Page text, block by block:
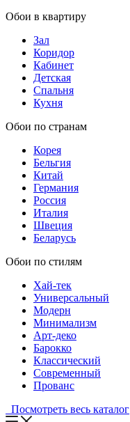
Обои в квартиру
Зал
Коридор
Кабинет
Детская
Спальня
Кухня
Обои по странам
Корея
Бельгия
Китай
Германия
Россия
Италия
Швеция
Беларусь
Обои по стилям
Хай-тек
Универсальный
Модерн
Минимализм
Арт-деко
Барокко
Классический
Современный
Прованс
Посмотреть весь каталог